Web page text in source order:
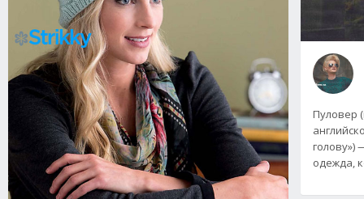
Пуловер
голову»)
одежда,